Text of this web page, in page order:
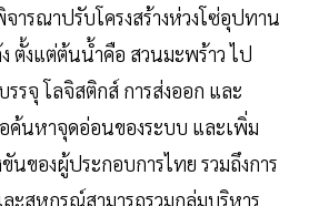
จารณาปรับโครงสร้างห่วงโซ่อุปทาน
ตั้งแต่ต้นน้ำคือ สวนมะพร้าว ไป
รจุ โลจิสติกส์ การส่งออก และ
ค้นหาจุดอ่อนของระบบ และเพิ่ม
ของผู้ประกอบการไทย รวมถึงการ
ะสหกรณ์สามารถรวมกลุ่มบริหาร